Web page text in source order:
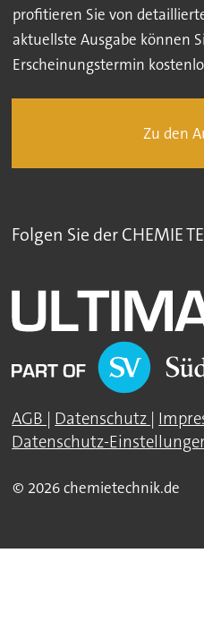
profitieren Sie von
aktuellste Ausgabe können
Erscheinungstermin
Zu den
Folgen Sie der CHEMIE
AGB | Datenschutz |
Datenschutz-
© 2026 chemietechnik.de